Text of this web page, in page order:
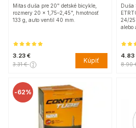
Mitas duša pre 20" detské bicykle,
rozmery 20 x 1,75–2,45", hmotnosť
133 g, auto ventil 40 mm.
3.23 €
3.31 € Kúpiť
Duša
24/
alebo
4.83
8.90
-62%